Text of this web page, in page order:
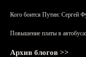
Кого боится Путин: Сергей
Повышение платы в
Архив блогов >>